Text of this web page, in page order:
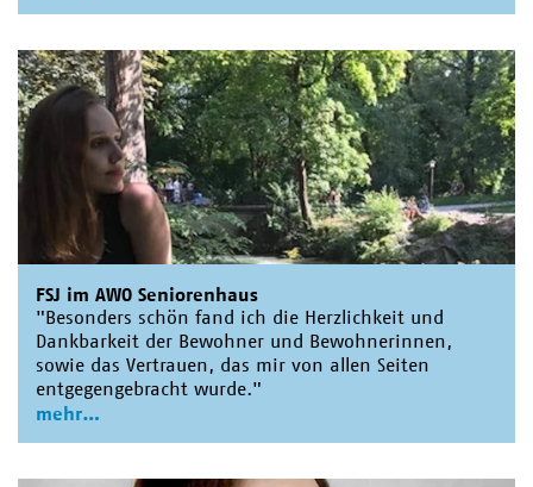
FSJ im AWO Seniorenhaus
"Besonders schön fand ich die Herzlichkeit und
Dankbarkeit der Bewohner und Bewohnerinnen,
sowie das Vertrauen, das mir von allen Seiten
entgegengebracht wurde."
mehr